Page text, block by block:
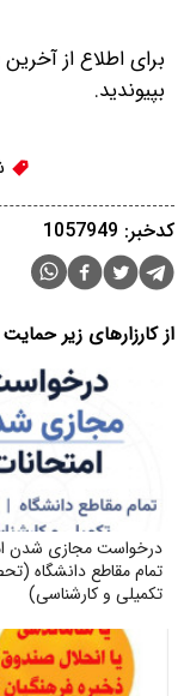
برای اطلاع از
بپیوندید.
کدخبر: 1057949
از کارزارهای زیر
درخواست مجازی شدن
تمام مقاطع دانشگاه
تکمیلی و کارشناسی)